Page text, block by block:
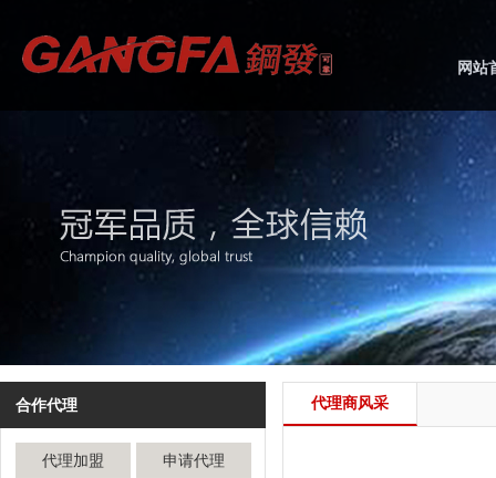
网站
合作代理
代理加盟 申请代理
代理商风采